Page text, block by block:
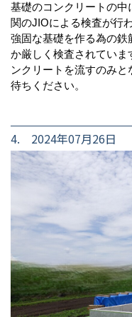
基礎のコンクリートの
関のJIOによる検査が行
強固な基礎を作る為の鉄
か厳しく検査されていま
ンクリートを流すのみ
待ちください。
4. 2024年07月26日